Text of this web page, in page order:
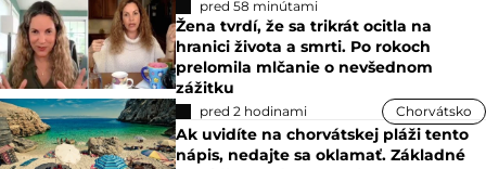
pred 58 minútami
Žena tvrdí, že sa trikrát ocitla na
hranici života a smrti. Po rokoch
prelomila mlčanie o nevšednom
zážitku
pred 2 hodinami Chorvátsko
Ak uvidíte na chorvátskej pláži tento
nápis, nedajte sa oklamať. Základné